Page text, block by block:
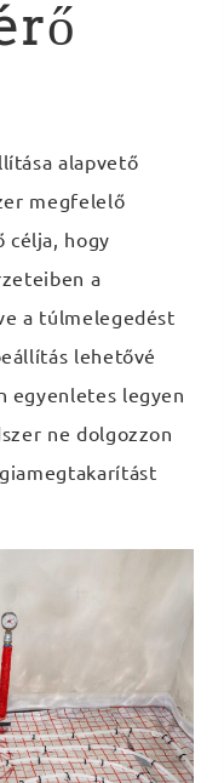
alapvető
megfelelő
célja, hogy
a
a túlmelegedést
lehetővé
egyenletes legyen
ne dolgozzon